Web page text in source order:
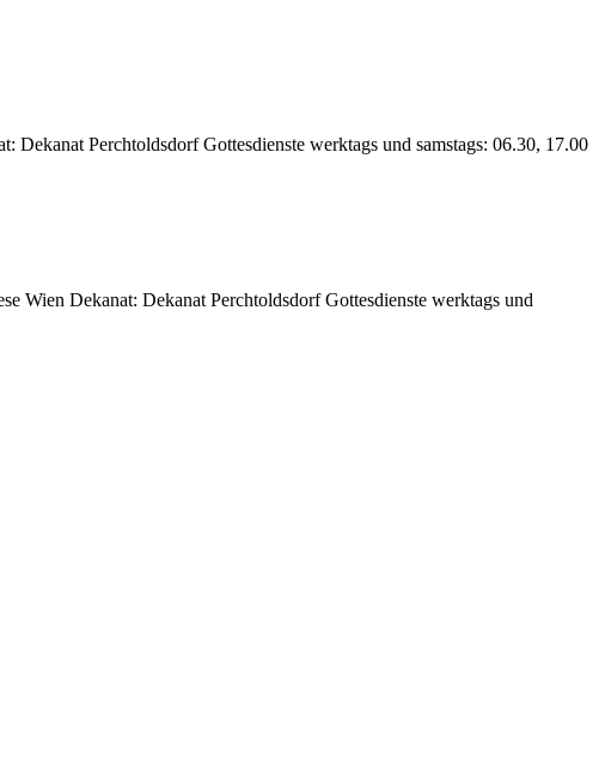
Perchtoldsdorf Gottesdienste werktags und samstags: 06.30, 17.00
Wien Dekanat: Dekanat Perchtoldsdorf Gottesdienste werktags und